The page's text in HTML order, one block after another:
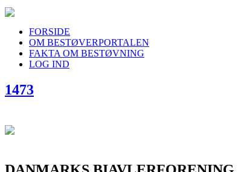
FORSIDE
OM BESTØVERPORTALEN
FAKTA OM BESTØVNING
LOG IND
1473